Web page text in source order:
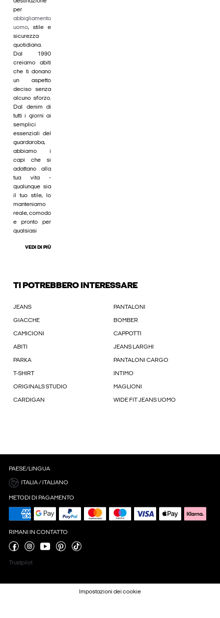
per
abbigliamento
uomo, stile e
sicurezza
quotidiana.
Dal 1990
creiamo abiti
che ti donano
un aspetto
deciso senza
alcuno sforzo.
Dal denim di
tutti i giorni ai
semplici
essenziali del
guardaroba,
abbiamo i
capi che si
adattano alla
tua vita -
qualunque sia
il tuo stile, lo
manteniamo
reale, comodo
e pronto per
qualsiasi
VEDI DI PIÙ
TI POTREBBERO INTERESSARE
JEANS PANTALONI
GIACCHE BOMBER
CAMICIONI CAPPOTTI
ABITI JEANS LARGHI
PARKA PANTALONI CARGO
T-SHIRT INTIMO
ORIGINALS STUDIO MAGLIONI
CARDIGAN WIDE FIT JEANS UOMO
PAESE/LINGUA
ITALIA / ITALIANO
METODI DI PAGAMENTO
RIMANI IN CONTATTO
Trustpilot
Impostazioni dei cookie